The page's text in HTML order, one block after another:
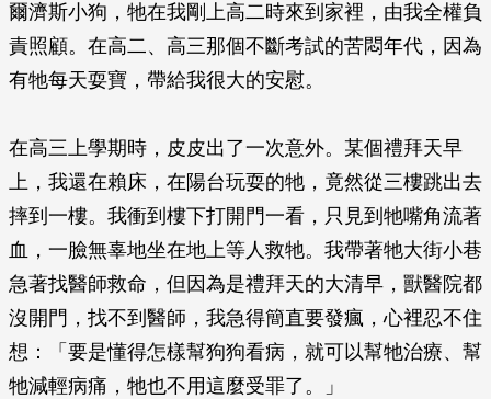
爾濟斯小狗，牠在我剛上高二時來到家裡，由我全權負
責照顧。在高二、高三那個不斷考試的苦悶年代，因為
有牠每天耍寶，帶給我很大的安慰。
在高三上學期時，皮皮出了一次意外。某個禮拜天早
上，我還在賴床，在陽台玩耍的牠，竟然從三樓跳出去
摔到一樓。我衝到樓下打開門一看，只見到牠嘴角流著
血，一臉無辜地坐在地上等人救牠。我帶著牠大街小巷
急著找醫師救命，但因為是禮拜天的大清早，獸醫院都
沒開門，找不到醫師，我急得簡直要發瘋，心裡忍不住
想：「要是懂得怎樣幫狗狗看病，就可以幫牠治療、幫
牠減輕病痛，牠也不用這麼受罪了。」